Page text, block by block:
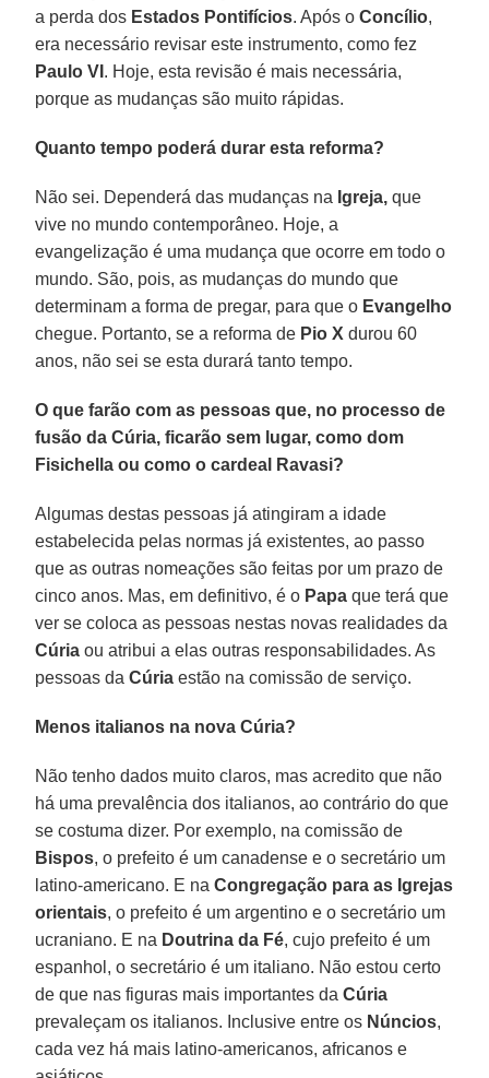
a perda dos Estados Pontifícios. Após oConcílio,
era necessário revisar este instrumento, como fez
Paulo VI . Hoje, esta revisão é mais necessária,
porque as mudanças são muito rápidas.
Quanto tempo poderá durar esta reforma?
Não sei. Dependerá das mudanças na Igreja, que
vive no mundo contemporâneo. Hoje, a
evangelização é uma mudança que ocorre em todo o
mundo. São, pois, as mudanças do mundo que
determinam a forma de pregar, para que o Evangelho
chegue. Portanto, se a reforma de Pio X durou 60
anos, não sei se esta durará tanto tempo.
O que farão com as pessoas que, no processo de
fusão da Cúria, ficarão sem lugar, como dom
Fisichella ou como o cardeal Ravasi?
Algumas destas pessoas já atingiram a idade
estabelecida pelas normas já existentes, ao passo
que as outras nomeações são feitas por um prazo de
cinco anos. Mas, em definitivo, é o Papa que terá que
ver se coloca as pessoas nestas novas realidades da
Cúria ou atribui a elas outras responsabilidades. As
pessoas daCúria estão na comissão de serviço.
Menos italianos na nova Cúria?
Não tenho dados muito claros, mas acredito que não
há uma prevalência dos italianos, ao contrário do que
se costuma dizer. Por exemplo, na comissão de
Bispos, o prefeito é um canadense e o secretário um
latino-americano. E naCongregação para as Igrejas
orientais, o prefeito é um argentino e o secretário um
ucraniano. E na Doutrina da Fé, cujo prefeito é um
espanhol, o secretário é um italiano. Não estou certo
de que nas figuras mais importantes daCúria
prevaleçam os italianos. Inclusive entre os Núncios,
cada vez há mais latino-americanos, africanos e